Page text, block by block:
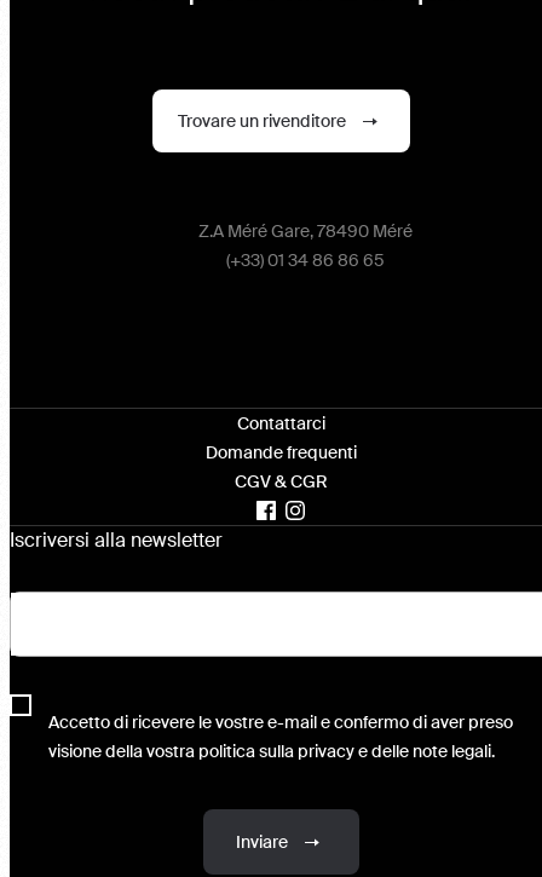
Trovare un rivenditore
Z.A Méré Gare, 78490 Méré
(+33) 01 34 86 86 65
Contattarci
Domande frequenti
CGV & CGR
Iscriversi alla newsletter
Accetto di ricevere le vostre e-mail e confermo di aver preso
visione della vostra politica sulla privacy e delle note legali.
Inviare